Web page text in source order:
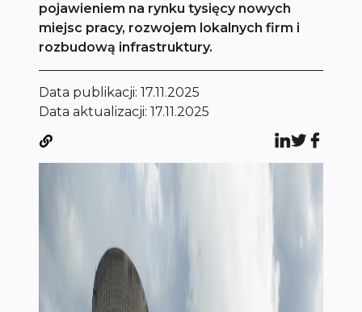
pojawieniem na rynku tysięcy nowych
miejsc pracy, rozwojem lokalnych firm i
rozbudową infrastruktury.
Data publikacji:17.11.2025
Data aktualizacji: 17.11.2025